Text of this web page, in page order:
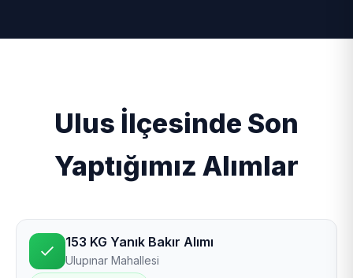
Ulus İlçesinde Son
Yaptığımız Alımlar
153 KG Yanık Bakır Alımı
Ulupınar Mahallesi